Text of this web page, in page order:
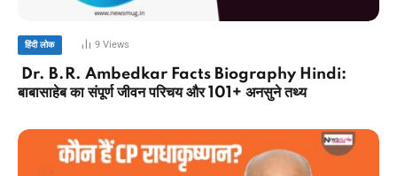
हिंदी लोक 9 Views
Dr. B.R. Ambedkar Facts Biography Hindi:
बाबासाहेब का संपूर्ण जीवन परिचय और 101+ अनसुने तथ्य